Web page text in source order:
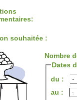
souhaitée :
Nombre
Dates
du :
au :